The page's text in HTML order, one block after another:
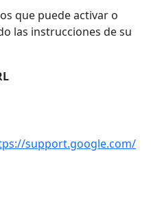
que puede activar o
las instrucciones de su
support.google.com/